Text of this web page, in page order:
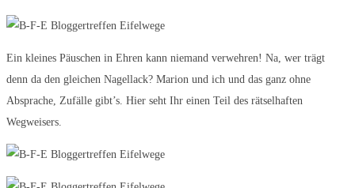
Ein kleines Päuschen in Ehren kann niemand verwehren! Na, wer trägt
denn da den gleichen Nagellack? Marion und ich und das ganz ohne
Absprache, Zufälle gibt’s. Hier seht Ihr einen Teil des rätselhaften
Wegweisers.